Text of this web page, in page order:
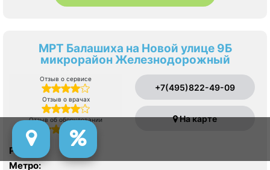
МРТ Балашиха на Новой улице 9Б
микрорайон Железнодорожный
Отзыв о сервисе
Отзыв о врачах
Отзыв об оборудовании
+7(495)822-49-09
На карте
Район:
Метро: